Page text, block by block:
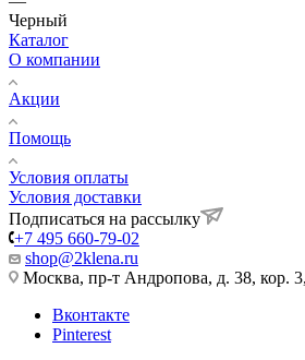
Черный
Каталог
О компании
Акции
Помощь
Условия оплаты
Условия доставки
Подписаться на рассылку
+7 495 660-79-02
shop@2klena.ru
Москва, пр-т Андропова, д. 38, кор.
Вконтакте
Pinterest